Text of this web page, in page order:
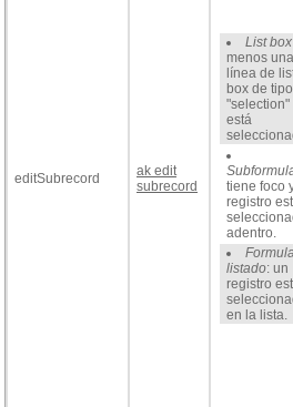
editSubrecord
ak edit
subrecord
List box
menos una
línea de
box de tipo
"selection"
está
tiene foco
registro
adentro.
listado: un
registro
en la lista.